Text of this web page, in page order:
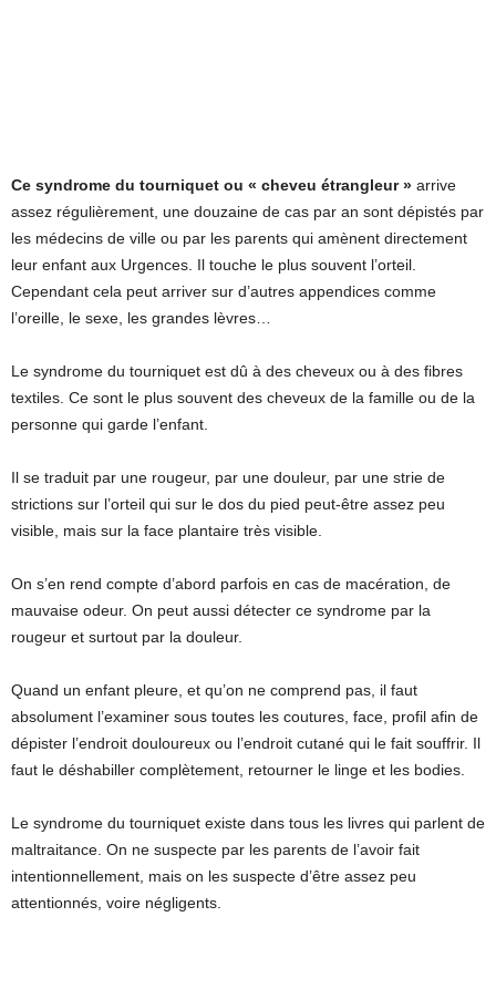
Ce syndrome du tourniquet ou « cheveu étrangleur » arrive
assez régulièrement, une douzaine de cas par an sont dépistés par
les médecins de ville ou par les parents qui amènent directement
leur enfant aux Urgences. Il touche le plus souvent l’orteil.
Cependant cela peut arriver sur d’autres appendices comme
l’oreille, le sexe, les grandes lèvres…
Le syndrome du tourniquet est dû à des cheveux ou à des fibres
textiles. Ce sont le plus souvent des cheveux de la famille ou de la
personne qui garde l’enfant.
Il se traduit par une rougeur, par une douleur, par une strie de
strictions sur l’orteil qui sur le dos du pied peut-être assez peu
visible, mais sur la face plantaire très visible.
On s’en rend compte d’abord parfois en cas de macération, de
mauvaise odeur. On peut aussi détecter ce syndrome par la
rougeur et surtout par la douleur.
Quand un enfant pleure, et qu’on ne comprend pas, il faut
absolument l’examiner sous toutes les coutures, face, profil afin de
dépister l’endroit douloureux ou l’endroit cutané qui le fait souffrir. Il
faut le déshabiller complètement, retourner le linge et les bodies.
Le syndrome du tourniquet existe dans tous les livres qui parlent de
maltraitance. On ne suspecte par les parents de l’avoir fait
intentionnellement, mais on les suspecte d’être assez peu
attentionnés, voire négligents.